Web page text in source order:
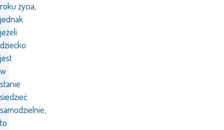
roku życia,
jednak
jeżeli
dziecko
jest
w
stanie
siedzieć
samodzielnie,
to